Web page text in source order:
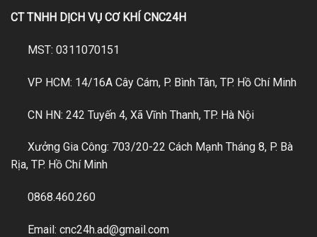
CT TNHH DỊCH VỤ CƠ KHÍ CNC24H
MST: 0311070151
VP HCM: 14/16A Cây Cám, P. Bình Tân, TP. Hồ Chí Minh
CN HN: 242 Tuyến 4, Xã Vĩnh Thanh, TP. Hà Nội
Xưởng Gia Công: 703/20-22 Cách Mạnh Tháng 8, P. Bà
Rịa, TP. Hồ Chí Minh
0868.460.260
Email: cnc24h.ad@gmail.com